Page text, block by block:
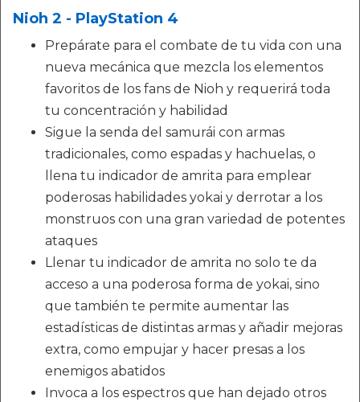
Nioh 2 - PlayStation 4
Prepárate para el combate de tu vida con una
nueva mecánica que mezcla los elementos
favoritos de los fans de Nioh y requerirá toda
tu concentración y habilidad
Sigue la senda del samurái con armas
tradicionales, como espadas y hachuelas, o
llena tu indicador de amrita para emplear
poderosas habilidades yokai y derrotar a los
monstruos con una gran variedad de potentes
ataques
Llenar tu indicador de amrita no solo te da
acceso a una poderosa forma de yokai, sino
que también te permite aumentar las
estadísticas de distintas armas y añadir mejoras
extra, como empujar y hacer presas a los
enemigos abatidos
Invoca a los espectros que han dejado otros